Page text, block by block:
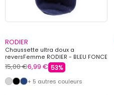
RODIER
Chaussette ultra doux a
reversFemme RODIER - BLEU FONCE
15,00 €6,99 € 53%
+ 5 autres couleurs